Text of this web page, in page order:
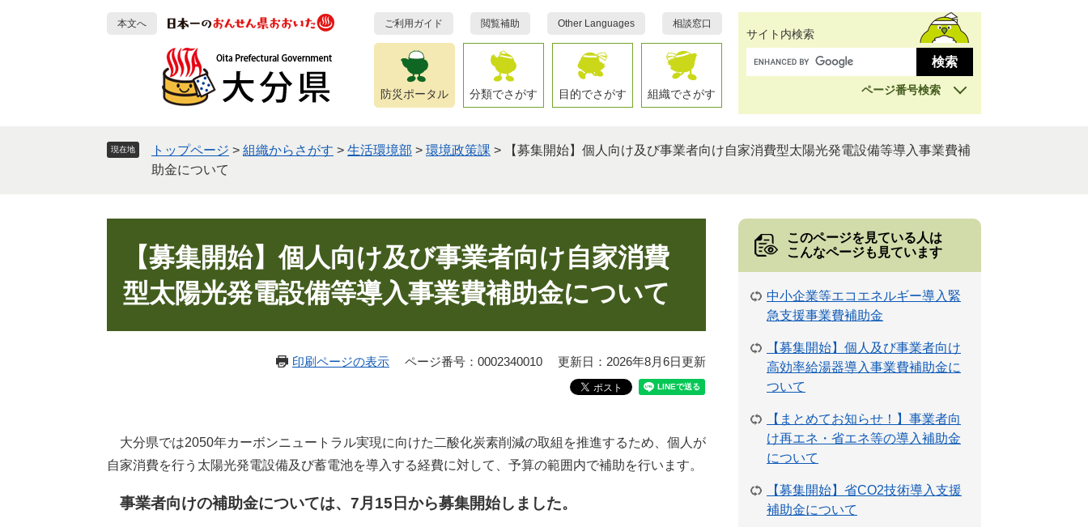
本文へ ご利用ガイド 閲覧補助 Other Languages 相談窓口
防災ポータル 分類でさがす 目的でさがす 組織でさがす
サイト内検索
ページ番号検索
現在地 トップページ > 組織からさがす > 生活環境部 > 環境政策課 >
【募集開始】個人向け及び事業者向け自家消費型太陽光発電設備等導入事業費補
助金について
【募集開始】個人向け及び事業者向け自家消費
型太陽光発電設備等導入事業費補助金について
印刷ページの表示 ページ番号：0002340010 更新日：2026年8月6日更新
大分県では2050年カーボンニュートラル実現に向けた二酸化炭素削減の取組を推進するため、個人が
自家消費を行う太陽光発電設備及び蓄電池を導入する経費に対して、予算の範囲内で補助を行います。
事業者向けの補助金については、7月15日から募集開始しました。
このページを見ている人は
こんなページも見ています
中小企業等エコエネルギー導入緊
急支援事業費補助金
【募集開始】個人及び事業者向け
高効率給湯器導入事業費補助金に
ついて
【まとめてお知らせ！】事業者向
け再エネ・省エネ等の導入補助金
について
【募集開始】省CO2技術導入支援
補助金について